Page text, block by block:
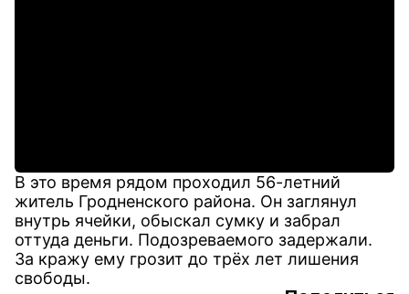
В это время рядом проходил 56-летний
житель Гродненского района. Он заглянул
внутрь ячейки, обыскал сумку и забрал
оттуда деньги. Подозреваемого задержали.
За кражу ему грозит до трёх лет лишения
свободы.